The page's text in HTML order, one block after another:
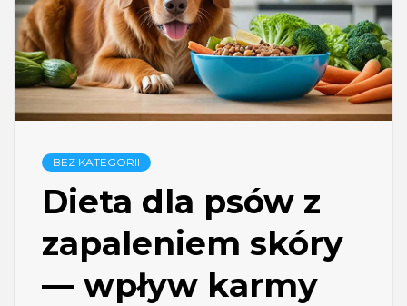
BEZ KATEGORII
Dieta dla psów z
zapaleniem skóry
— wpływ karmy